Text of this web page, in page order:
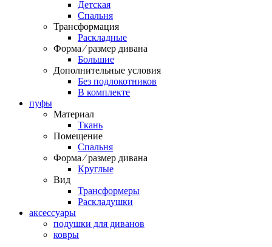
Детская
Спальня
Трансформация
Раскладные
Форма ⁄ размер дивана
Большие
Дополнительные условия
Без подлокотников
В комплекте
пуфы
Материал
Ткань
Помещение
Спальня
Форма ⁄ размер дивана
Круглые
Вид
Трансформеры
Раскладушки
аксессуары
подушки для диванов
ковры